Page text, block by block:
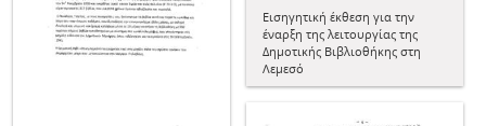
Εισηγητική έκθεση για την
έναρξη της λειτουργίας της
Δημοτικής Βιβλιοθήκης στη
Λεμεσό